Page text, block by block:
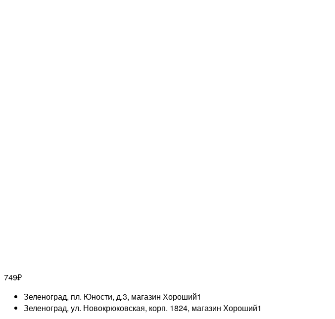
749₽
Зеленоград, пл. Юности, д.3, магазин Хороший1
Зеленоград, ул. Новокрюковская, корп. 1824, магазин Хороший1